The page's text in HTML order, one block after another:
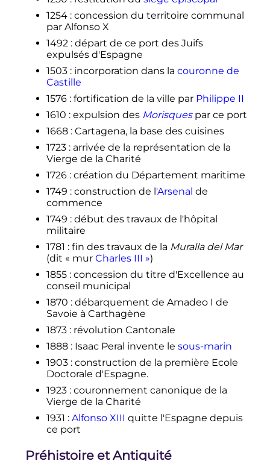
1254 : concession du territoire communal
par Alfonso X
1492 : départ de ce port des Juifs
expulsés d'Espagne
1503 : incorporation dans la couronne de
Castille
1576 : fortification de la ville par Philippe II
1610 : expulsion des Morisquespar ce port
1668 : Cartagena, la base des cuisines
1723 : arrivée de la représentation de la
Vierge de la Charité
1726 : création du Département maritime
1749 : construction de l'Arsenal de
commence
1749 : début des travaux de l'hôpital
militaire
1781 : fin des travaux de la Muralla del Mar
(dit « mur Charles III »)
1855 : concession du titre d'Excellence au
conseil municipal
1870 : débarquement de Amadeo I de
Savoie à Carthagène
1873 : révolution Cantonale
1888 : Isaac Peral invente le sous-marin
1903 : construction de la première Ecole
Doctorale d'Espagne.
1923 : couronnement canonique de la
Vierge de la Charité
1931 : Alfonso XIII quitte l'Espagne depuis
ce port
Préhistoire et Antiquité